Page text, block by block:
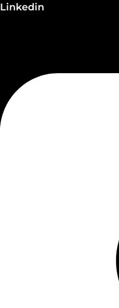
Linkedin